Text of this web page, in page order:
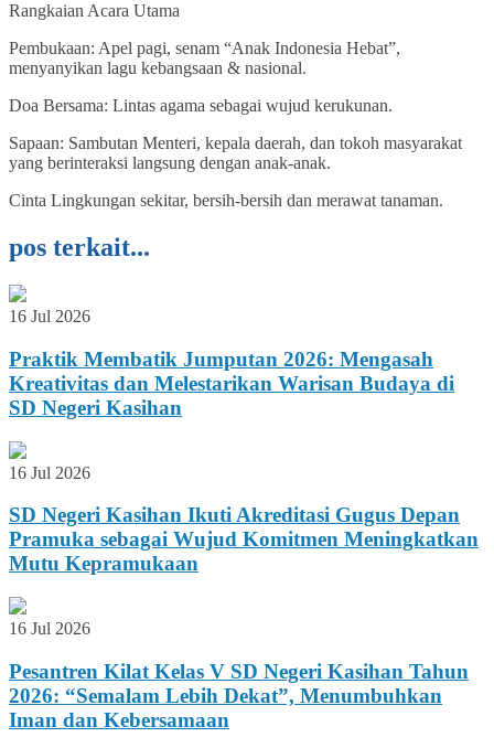
Rangkaian Acara Utama
Pembukaan: Apel pagi, senam “Anak Indonesia Hebat”,
menyanyikan lagu kebangsaan & nasional.
Doa Bersama: Lintas agama sebagai wujud kerukunan.
Sapaan: Sambutan Menteri, kepala daerah, dan tokoh masyarakat
yang berinteraksi langsung dengan anak-anak.
Cinta Lingkungan sekitar, bersih-bersih dan merawat tanaman.
pos terkait...
16 Jul 2026
Praktik Membatik Jumputan 2026: Mengasah
Kreativitas dan Melestarikan Warisan Budaya di
SD Negeri Kasihan
16 Jul 2026
SD Negeri Kasihan Ikuti Akreditasi Gugus Depan
Pramuka sebagai Wujud Komitmen Meningkatkan
Mutu Kepramukaan
16 Jul 2026
Pesantren Kilat Kelas V SD Negeri Kasihan Tahun
2026: “Semalam Lebih Dekat”, Menumbuhkan
Iman dan Kebersamaan